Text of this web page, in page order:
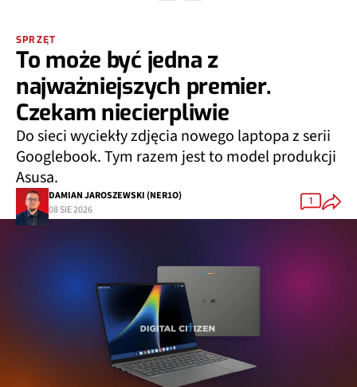
SPRZĘT
To może być jedna z
najważniejszych premier.
Czekam niecierpliwie
Do sieci wyciekły zdjęcia nowego laptopa z serii
Googlebook. Tym razem jest to model produkcji
Asusa.
DAMIAN JAROSZEWSKI (NER1O)
08 SIE 2026
1